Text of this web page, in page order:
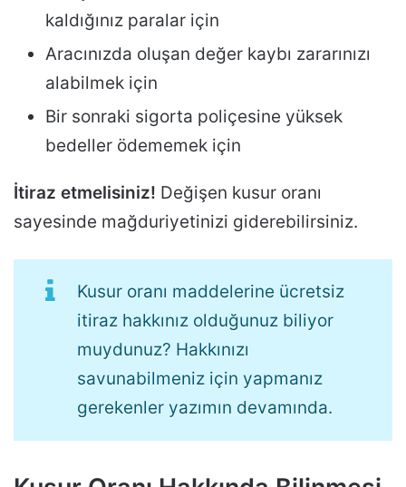
kaldığınız paralar için
Aracınızda oluşan değer kaybı zararınızı
alabilmek için
Bir sonraki sigorta poliçesine yüksek
bedeller ödememek için
İtiraz etmelisiniz! Değişen kusur oranı
sayesinde mağduriyetinizi giderebilirsiniz.
Kusur oranı maddelerine ücretsiz
itiraz hakkınız olduğunuz biliyor
muydunuz? Hakkınızı
savunabilmeniz için yapmanız
gerekenler yazımın devamında.